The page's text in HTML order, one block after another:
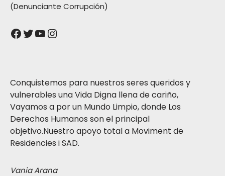
(Denunciante Corrupción)
Conquistemos para nuestros seres queridos y
vulnerables una Vida Digna llena de cariño,
Vayamos a por un Mundo Limpio, donde Los
Derechos Humanos son el principal
objetivo.Nuestro apoyo total a Moviment de
Residencies i SAD.
Vania Arana